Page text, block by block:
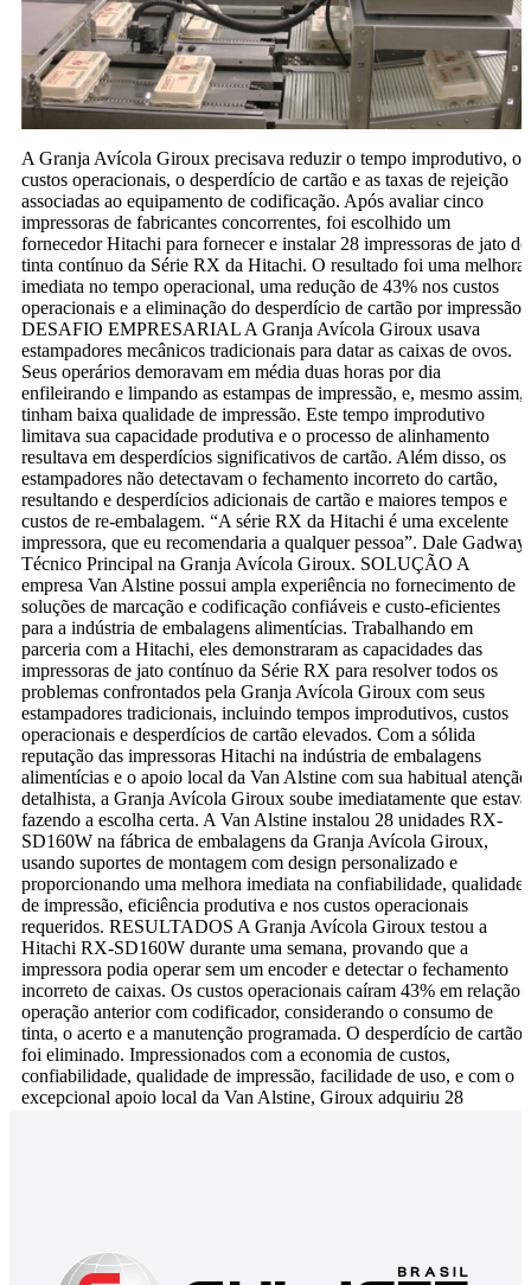
A Granja Avícola Giroux precisava reduzir o tempo improdutivo, os
custos operacionais, o desperdício de cartão e as taxas de rejeição
associadas ao equipamento de codificação. Após avaliar cinco
impressoras de fabricantes concorrentes, foi escolhido um
fornecedor Hitachi para fornecer e instalar 28 impressoras de jato de
tinta contínuo da Série RX da Hitachi. O resultado foi uma melhora
imediata no tempo operacional, uma redução de 43% nos custos
operacionais e a eliminação do desperdício de cartão por impressão.
DESAFIO EMPRESARIAL A Granja Avícola Giroux usava
estampadores mecânicos tradicionais para datar as caixas de ovos.
Seus operários demoravam em média duas horas por dia
enfileirando e limpando as estampas de impressão, e, mesmo assim,
tinham baixa qualidade de impressão. Este tempo improdutivo
limitava sua capacidade produtiva e o processo de alinhamento
resultava em desperdícios significativos de cartão. Além disso, os
estampadores não detectavam o fechamento incorreto do cartão,
resultando e desperdícios adicionais de cartão e maiores tempos e
custos de re-embalagem. “A série RX da Hitachi é uma excelente
impressora, que eu recomendaria a qualquer pessoa”. Dale Gadway,
Técnico Principal na Granja Avícola Giroux. SOLUÇÃO A
empresa Van Alstine possui ampla experiência no fornecimento de
soluções de marcação e codificação confiáveis e custo-eficientes
para a indústria de embalagens alimentícias. Trabalhando em
parceria com a Hitachi, eles demonstraram as capacidades das
impressoras de jato contínuo da Série RX para resolver todos os
problemas confrontados pela Granja Avícola Giroux com seus
estampadores tradicionais, incluindo tempos improdutivos, custos
operacionais e desperdícios de cartão elevados. Com a sólida
reputação das impressoras Hitachi na indústria de embalagens
alimentícias e o apoio local da Van Alstine com sua habitual atenção
detalhista, a Granja Avícola Giroux soube imediatamente que estava
fazendo a escolha certa. A Van Alstine instalou 28 unidades RX-
SD160W na fábrica de embalagens da Granja Avícola Giroux,
usando suportes de montagem com design personalizado e
proporcionando uma melhora imediata na confiabilidade, qualidade
de impressão, eficiência produtiva e nos custos operacionais
requeridos. RESULTADOS A Granja Avícola Giroux testou a
Hitachi RX-SD160W durante uma semana, provando que a
impressora podia operar sem um encoder e detectar o fechamento
incorreto de caixas. Os custos operacionais caíram 43% em relação
operação anterior com codificador, considerando o consumo de
tinta, o acerto e a manutenção programada. O desperdício de cartão
foi eliminado. Impressionados com a economia de custos,
confiabilidade, qualidade de impressão, facilidade de uso, e com o
excepcional apoio local da Van Alstine, Giroux adquiriu 28